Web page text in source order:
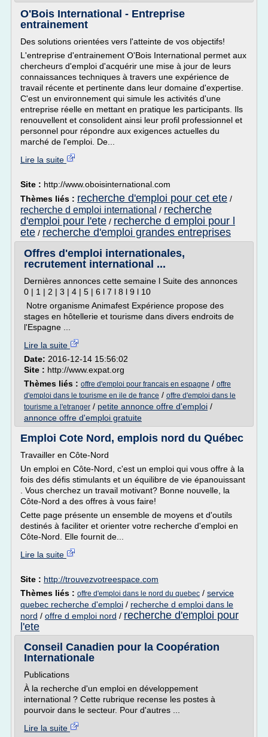
O'Bois International - Entreprise
entrainement
Des solutions orientées vers l'atteinte de vos objectifs!
L'entreprise d'entrainement O'Bois International permet aux
chercheurs d'emploi d'acquérir une mise à jour de leurs
connaissances techniques à travers une expérience de
travail récente et pertinente dans leur domaine d'expertise.
C'est un environnement qui simule les activités d'une
entreprise réelle en mettant en pratique les participants. Ils
renouvellent et consolident ainsi leur profil professionnel et
personnel pour répondre aux exigences actuelles du
marché de l'emploi. De...
Lire la suite
Site : http://www.oboisinternational.com
Thèmes liés : recherche d'emploi pour cet ete /
recherche d emploi international / recherche
d'emploi pour l'ete / recherche d emploi pour l
ete / recherche d'emploi grandes entreprises
Offres d'emploi internationales,
recrutement international ...
Dernières annonces cette semaine l Suite des annonces
0 | 1 | 2 | 3 | 4 | 5 | 6 l 7 l 8 l 9 l 10
Notre organisme Animafest Expérience propose des
stages en hôtellerie et tourisme dans divers endroits de
l'Espagne ...
Lire la suite
Date: 2016-12-14 15:56:02
Site : http://www.expat.org
Thèmes liés : offre d'emploi pour francais en espagne / offre
d'emploi dans le tourisme en ile de france / offre d'emploi dans le
tourisme a l'etranger / petite annonce offre d'emploi /
annonce offre d'emploi gratuite
Emploi Cote Nord, emplois nord du Québec
Travailler en Côte-Nord
Un emploi en Côte-Nord, c'est un emploi qui vous offre à la
fois des défis stimulants et un équilibre de vie épanouissant
. Vous cherchez un travail motivant? Bonne nouvelle, la
Côte-Nord a des offres à vous faire!
Cette page présente un ensemble de moyens et d'outils
destinés à faciliter et orienter votre recherche d'emploi en
Côte-Nord. Elle fournit de...
Lire la suite
Site : http://trouvezvotreespace.com
Thèmes liés : offre d'emploi dans le nord du quebec / service
quebec recherche d'emploi / recherche d emploi dans le
nord / offre d emploi nord / recherche d'emploi pour
l'ete
Conseil Canadien pour la Coopération
Internationale
Publications
À la recherche d'un emploi en développement
international ? Cette rubrique recense les postes à
pourvoir dans le secteur. Pour d'autres ...
Lire la suite